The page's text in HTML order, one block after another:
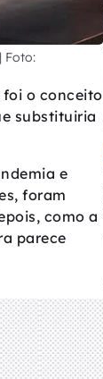
Foto:
foi o conceito
substituiria
e
foram
como a
parece